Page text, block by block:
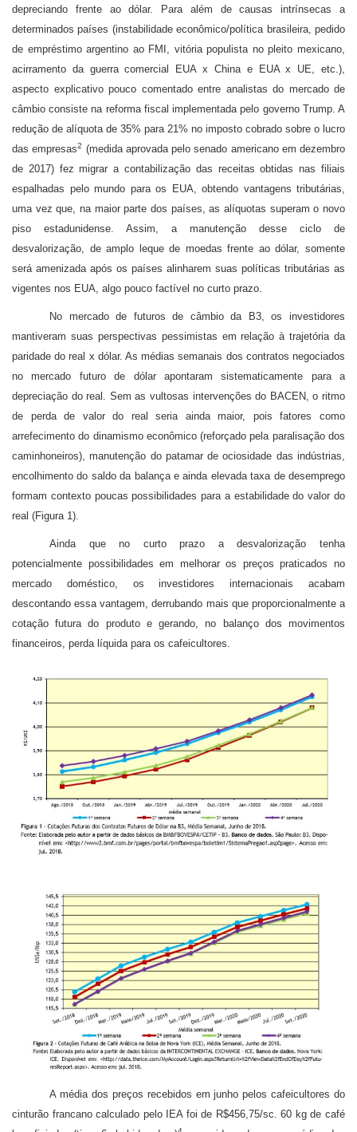
depreciando frente ao dólar. Para além de causas intrínsecas a
determinados países (instabilidade econômico/política brasileira, pedido
de empréstimo argentino ao FMI, vitória populista no pleito mexicano,
acirramento da guerra comercial EUA x China e EUA x UE, etc.),
aspecto explicativo pouco comentado entre analistas do mercado de
câmbio consiste na reforma fiscal implementada pelo governo Trump. A
redução de alíquota de 35% para 21% no imposto cobrado sobre o lucro
das empresas2 (medida aprovada pelo senado americano em dezembro
de 2017) fez migrar a contabilização das receitas obtidas nas filiais
espalhadas pelo mundo para os EUA, obtendo vantagens tributárias,
uma vez que, na maior parte dos países, as alíquotas superam o novo
piso estadunidense. Assim, a manutenção desse ciclo de
desvalorização, de amplo leque de moedas frente ao dólar, somente
será amenizada após os países alinharem suas políticas tributárias as
vigentes nos EUA, algo pouco factível no curto prazo.
No mercado de futuros de câmbio da B3, os investidores
mantiveram suas perspectivas pessimistas em relação à trajetória da
paridade do real x dólar. As médias semanais dos contratos negociados
no mercado futuro de dólar apontaram sistematicamente para a
depreciação do real. Sem as vultosas intervenções do BACEN, o ritmo
de perda de valor do real seria ainda maior, pois fatores como
arrefecimento do dinamismo econômico (reforçado pela paralisação dos
caminhoneiros), manutenção do patamar de ociosidade das indústrias,
encolhimento do saldo da balança e ainda elevada taxa de desemprego
formam contexto poucas possibilidades para a estabilidade do valor do
real (Figura 1).
Ainda que no curto prazo a desvalorização tenha
potencialmente possibilidades em melhorar os preços praticados no
mercado doméstico, os investidores internacionais acabam
descontando essa vantagem, derrubando mais que proporcionalmente a
cotação futura do produto e gerando, no balanço dos movimentos
financeiros, perda líquida para os cafeicultores.
A média dos preços recebidos em junho pelos cafeicultores do
cinturão francano calculado pelo IEA foi de R$456,75/sc. 60 kg de café